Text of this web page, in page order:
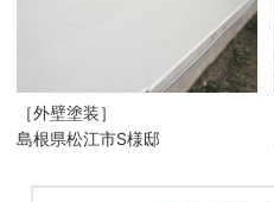
［外壁塗装］
島根県松江市S様邸